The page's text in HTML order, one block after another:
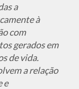
a
à
com
gerados em
de vida.
a relação
e